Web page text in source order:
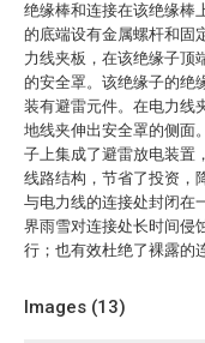
绝缘棒和连接在该绝缘棒
的底端设有金属螺杆和固
力线夹板，在该绝缘子顶
的安全罩。该绝缘子的绝
装有避雷元件。在电力线
地线夹伸出安全罩的侧面
子上集成了避雷放电装置
线路结构，节省了投资，
与电力线的连接处封闭在
界雨雪对连接处长时间侵
行；也有效杜绝了裸露的
Images (13)